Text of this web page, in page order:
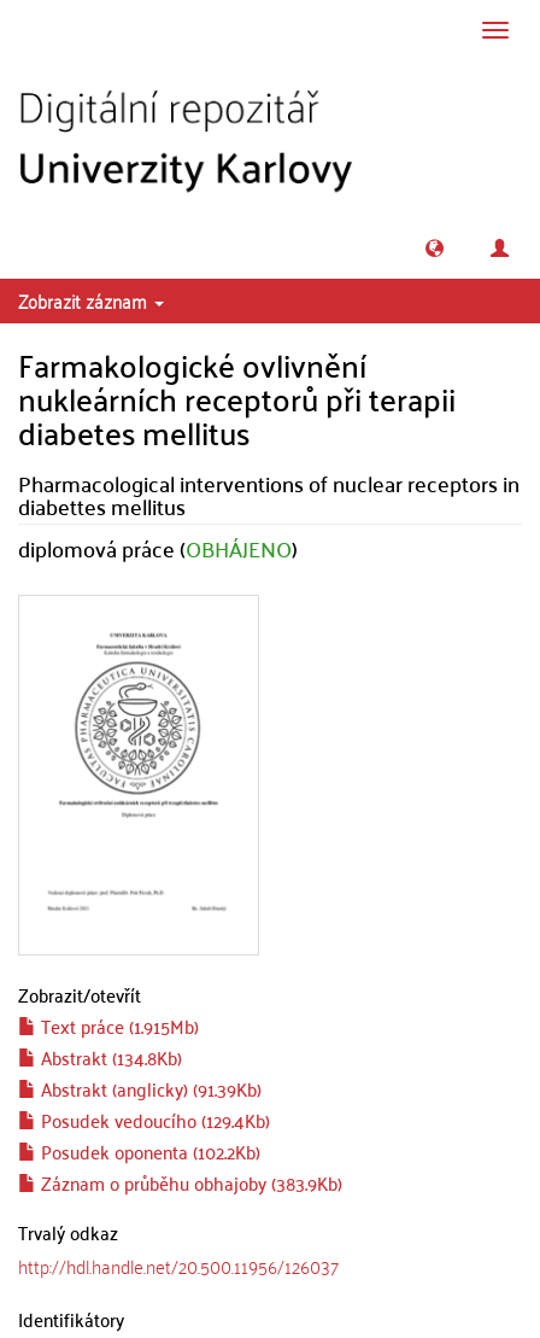
Zobrazit záznam
Farmakologické ovlivnění
nukleárních receptorů při terapii
diabetes mellitus
Pharmacological interventions of nuclear receptors in
diabettes mellitus
diplomová práce (OBHÁJENO)
Zobrazit/otevřít
Text práce (1.915Mb)
Abstrakt (134.8Kb)
Abstrakt (anglicky) (91.39Kb)
Posudek vedoucího (129.4Kb)
Posudek oponenta (102.2Kb)
Záznam o průběhu obhajoby (383.9Kb)
Trvalý odkaz
http://hdl.handle.net/20.500.11956/126037
Identifikátory